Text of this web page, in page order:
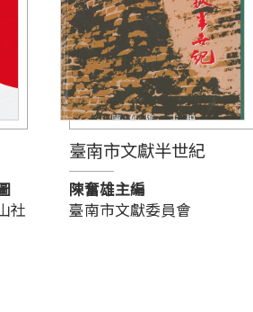
社
臺南市文獻半世紀
陳奮雄主編
臺南市文獻委員會